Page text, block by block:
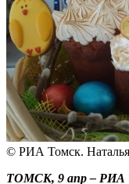
© РИА Томск.
ТОМСК, 9 апр – РИА